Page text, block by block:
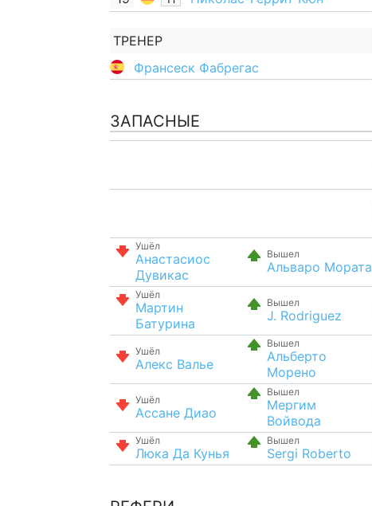
ТРЕНЕР
Франсеск Фабрегас
ЗАПАСНЫЕ
Ушёл
Анастасиос
Дувикас
Вышел
Альваро Мората
Ушёл
Мартин
Батурина
Вышел
J. Rodriguez
Ушёл
Алекс Валье
Вышел
Альберто
Морено
Ушёл
Ассане Диао
Вышел
Мергим
Войвода
Ушёл
Люка Да Кунья
Вышел
Sergi Roberto